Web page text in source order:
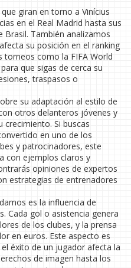
giran en torno a Vinícius
en el Real Madrid hasta sus
Brasil. También analizamos
su posición en el ranking
torneos como la FIFA World
que sigas de cerca su
traspasos o
su adaptación al estilo de
otros delanteros jóvenes y
Si buscas
en uno de los
y patrocinadores, este
con ejemplos claros y
opiniones de expertos
estrategias de entrenadores
es la influencia de
Cada gol o asistencia genera
de los clubes, y la prensa
en euros. Este aspecto es
éxito de un jugador afecta la
de imagen hasta los